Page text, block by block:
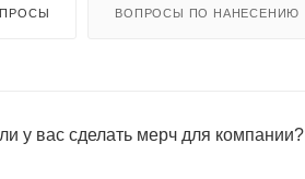
ВОПРОСЫ ПО НАНЕСЕНИЮ
у вас сделать мерч для компании?